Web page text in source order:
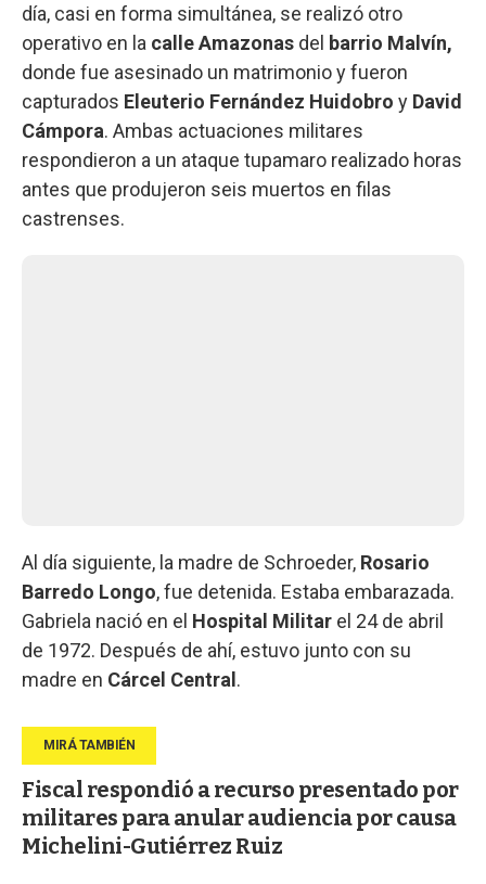
día, casi en forma simultánea, se realizó otro
operativo en la calle Amazonas del barrio Malvín,
donde fue asesinado un matrimonio y fueron
capturados Eleuterio Fernández Huidobro y David
Cámpora. Ambas actuaciones militares
respondieron a un ataque tupamaro realizado horas
antes que produjeron seis muertos en filas
castrenses.
Al día siguiente, la madre de Schroeder, Rosario
Barredo Longo, fue detenida. Estaba embarazada.
Gabriela nació en el Hospital Militar el 24 de abril
de 1972. Después de ahí, estuvo junto con su
madre en Cárcel Central .
Fiscal respondió a recurso presentado por
militares para anular audiencia por causa
Michelini-Gutiérrez Ruiz